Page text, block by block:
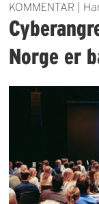
KOMMENTAR |
Norge er